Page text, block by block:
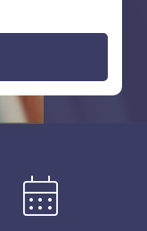
calendar_month